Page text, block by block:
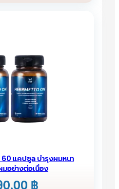
60 แคปซูล บำรุงผมหนา
อย่างต่อเนื่อง
฿